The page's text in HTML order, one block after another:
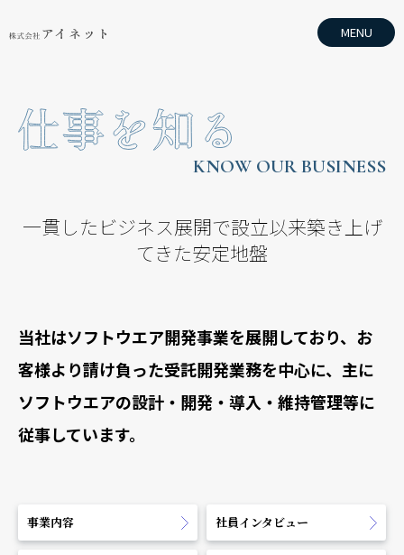
MENU
KNOW OUR BUSINESS
一貫したビジネス展開で設立以来築き上げ
てきた安定地盤
当社はソフトウエア開発事業を展開しており、お
客様より請け負った受託開発業務を中心に、 主に
ソフトウエアの設計・開発・導入・維持管理等に
従事しています。
事業内容 社員インタビュー